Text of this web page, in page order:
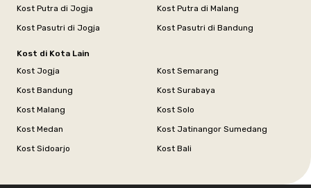
Kost Putra di Jogja
Kost Putra di Malang
Kost Pasutri di Jogja
Kost Pasutri di Bandung
Kost di Kota Lain
Kost Jogja
Kost Semarang
Kost Bandung
Kost Surabaya
Kost Malang
Kost Solo
Kost Medan
Kost Jatinangor Sumedang
Kost Sidoarjo
Kost Bali